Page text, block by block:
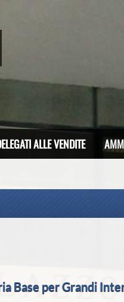
ALLE VENDITE
Base per Grandi